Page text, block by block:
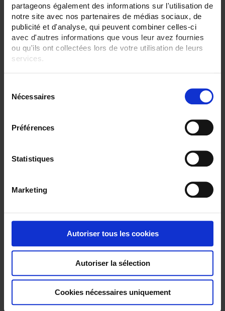
partageons également des informations sur l'utilisation de
notre site avec nos partenaires de médias sociaux, de
publicité et d'analyse, qui peuvent combiner celles-ci
avec d'autres informations que vous leur avez fournies
ou qu'ils ont collectées lors de votre utilisation de leurs
services.
Nécessaires
Préférences
Statistiques
Marketing
Autoriser tous les cookies
Autoriser la sélection
Cookies nécessaires uniquement
Shop By
Sort By
TCG31
Thermocouple with flexible metal sheath